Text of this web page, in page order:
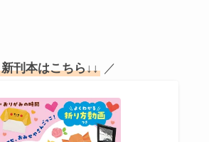
新刊本はこちら↓↓／